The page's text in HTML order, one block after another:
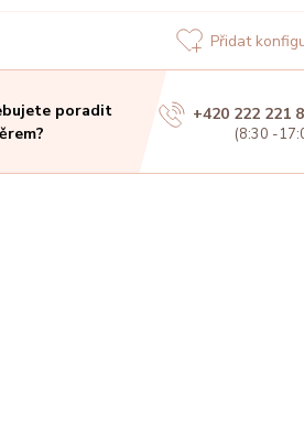
Přidat
poradit
+420 222 221
(8:30 -